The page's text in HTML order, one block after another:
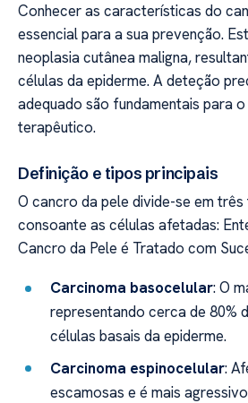
Conhecer as características do
essencial para a sua prevenção.
neoplasia cutânea maligna,
células da epiderme. A deteção
adequado são fundamentais para
terapêutico.
Definição e tipos principais
O cancro da pele divide-se em
consoante as células afetadas:
Cancro da Pele é Tratado com
Carcinoma basocelular: O
representando cerca de 80%
células basais da epiderme.
Carcinoma espinocelular:
escamosas e é mais